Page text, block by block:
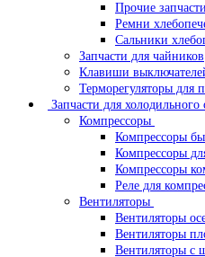
Прочие
Ремни
Сальники
Запчасти для чайников
Клавиши
Терморегуляторы для
Запчасти для холодильного
Компрессоры
Компрессоры
Компрессоры
Компрессоры
Реле для
Вентиляторы
Вентиляторы
Вентиляторы
Вентиляторы с